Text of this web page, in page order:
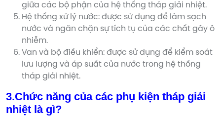
giữa các bộ phận của hệ thống tháp giải nhiệt.
Hệ thống xử lý nước: được sử dụng để làm sạch
nước và ngăn chặn sự tích tụ của các chất gây ô
nhiễm.
Van và bộ điều khiển: được sử dụng để kiểm soát
lưu lượng và áp suất của nước trong hệ thống
tháp giải nhiệt.
3.Chức năng của các phụ kiện tháp giải
nhiệt là gì?